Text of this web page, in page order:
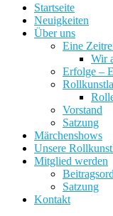
Startseite
Neuigkeiten
Über uns
Eine
Wir
Erfolge –
Vorstand
Satzung
Märchenshows
Unsere
Mitglied werden
Satzung
Kontakt